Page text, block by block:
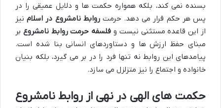
بسنده نمی کند، بلکه همواره حکمت ها و دلایل عمیقی را در
پس هر حکم قرار می دهد. حرمتروابط نامشروع در اسلامنیز
از این قاعده مستثنی نیست و فلسفه حرمت روابط نامشروع بر
مبنای حفظ ارزش ها و دستاوردهای انسانی بنا شده است.
پیامدهای این روابط نه تنها فرد را در بر می گیرد، بلکه بنیان
خانواده و اجتماع را نیز متزلزل می سازد.
حکمت های الهی در نهی از روابط نامشروع